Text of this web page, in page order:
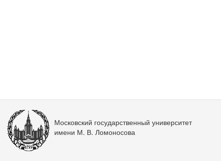
Московский государственный университет
имени М. В. Ломоносова